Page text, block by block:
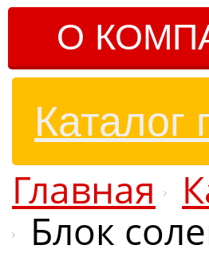
О
Каталог
Главная
Блок